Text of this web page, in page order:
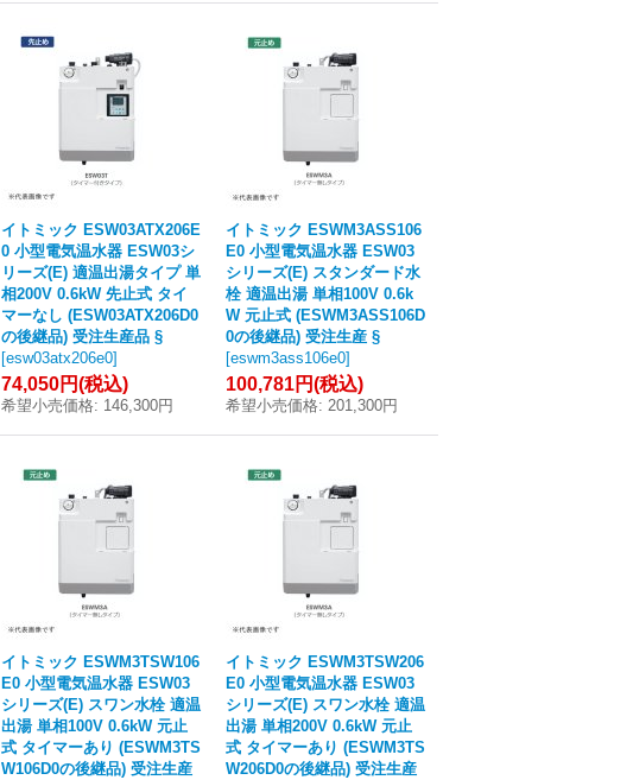
イトミック ESW03ATX206E
0 小型電気温水器 ESW03シ
リーズ(E) 適温出湯タイプ 単
相200V 0.6kW 先止式 タイ
マーなし (ESW03ATX206D0
の後継品) 受注生産品 §
[esw03atx206e0]
74,050円(税込)
希望小売価格: 146,300円
イトミック ESWM3ASS106
E0 小型電気温水器 ESW03
シリーズ(E) スタンダード水
栓 適温出湯 単相100V 0.6k
W 元止式 (ESWM3ASS106D
0の後継品) 受注生産 §
[eswm3ass106e0]
100,781円(税込)
希望小売価格: 201,300円
イトミック ESWM3TSW106
E0 小型電気温水器 ESW03
シリーズ(E) スワン水栓 適温
出湯 単相100V 0.6kW 元止
式 タイマーあり (ESWM3TS
W106D0の後継品) 受注生産
イトミック ESWM3TSW206
E0 小型電気温水器 ESW03
シリーズ(E) スワン水栓 適温
出湯 単相200V 0.6kW 元止
式 タイマーあり (ESWM3TS
W206D0の後継品) 受注生産